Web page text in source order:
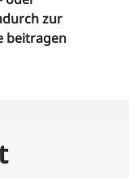
zur
beitragen